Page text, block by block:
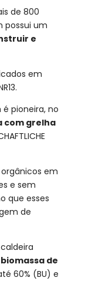
de 800
possui um
e
em
pioneira, no
com grelha
em
e sem
que esses
de
de
60% (BU) e